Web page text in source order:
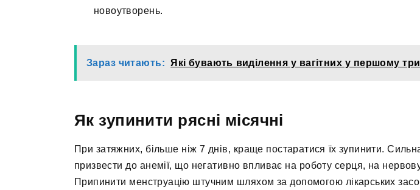
новоутворень.
Зараз читають: Які бувають виділення у вагітних у першому
Як зупинити рясні місячні
При затяжних, більше ніж 7 днів, краще постаратися їх зупинити.
призвести до анемії, що негативно впливає на роботу серця, на
Припинити менструацію штучним шляхом за допомогою лікарських